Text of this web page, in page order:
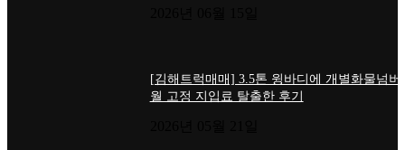
[김해트럭매매] 3.5톤 윙바디에 개별화물넘버
월 고정 지입료 탈출한 후기